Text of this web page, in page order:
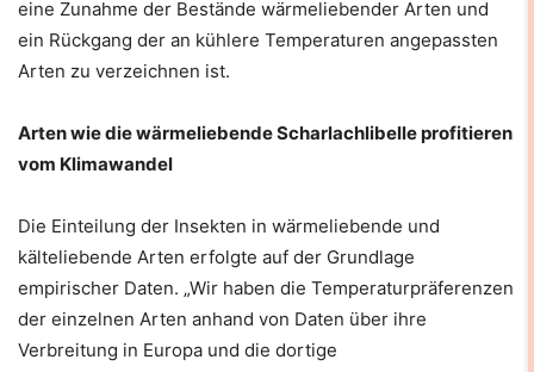
eine Zunahme der Bestände wärmeliebender Arten und
ein Rückgang der an kühlere Temperaturen angepassten
Arten zu verzeichnen ist.
Arten wie die wärmeliebende Scharlachlibelle profitieren
vom Klimawandel
Die Einteilung der Insekten in wärmeliebende und
kälteliebende Arten erfolgte auf der Grundlage
empirischer Daten. „Wir haben die Temperaturpräferenzen
der einzelnen Arten anhand von Daten über ihre
Verbreitung in Europa und die dortige